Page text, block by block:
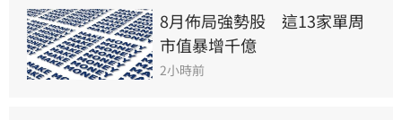
8月佈局強勢股　這13家單周
市值暴增千億
2小時前